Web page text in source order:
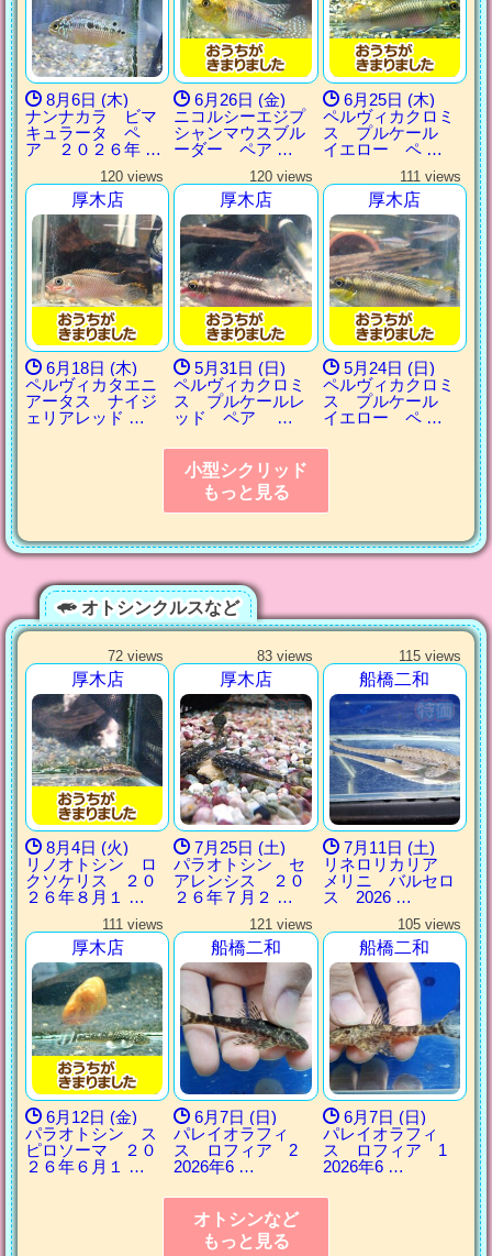
8月6日 (木)
ナンナカラ ビマ
キュラータ ペ
ア ２０２６年 …
6月26日 (金)
ニコルシーエジプ
シャンマウスブル
ーダー ペア …
6月25日 (木)
ペルヴィカクロミ
ス プルケール
イエロー ペ …
120 views
厚木店
6月18日 (木)
ペルヴィカタエニ
アータス ナイジ
ェリアレッド …
120 views
厚木店
5月31日 (日)
ペルヴィカクロミ
ス プルケールレ
ッド ペア …
111 views
厚木店
5月24日 (日)
ペルヴィカクロミ
ス プルケール
イエロー ペ …
小型シクリッド
もっと見る
オトシンクルスなど
72 views
厚木店
8月4日 (火)
リノオトシン ロ
クソケリス ２０
２６年８月１ …
83 views
厚木店
7月25日 (土)
パラオトシン セ
アレンシス ２０
２６年７月２ …
115 views
船橋二和
7月11日 (土)
リネロリカリア
メリニ バルセロ
ス 2026 …
111 views
厚木店
6月12日 (金)
パラオトシン ス
ピロソーマ ２０
２６年６月１ …
121 views
船橋二和
6月7日 (日)
パレイオラフィ
ス ロフィア 2
2026年6 …
105 views
船橋二和
6月7日 (日)
パレイオラフィ
ス ロフィア 1
2026年6 …
オトシンなど
もっと見る